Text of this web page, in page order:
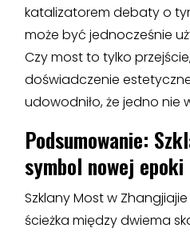
katalizatorem debaty o
może być jednocześnie
Czy most to tylko
doświadczenie
udowodniło, że jedno nie
Podsumowanie:
symbol nowej
Szklany Most w
ścieżka między dwiema